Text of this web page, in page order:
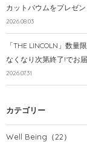
カットバウムをプレゼン
2026.08.03
「THE LINCOLN」数
なくなり次第終了!でお
2026.07.31
カテゴリー
Well Being （22）